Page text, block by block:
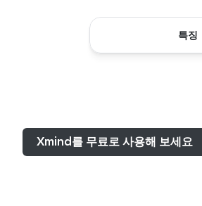
Xmind를 무료로 사용해 보세요
특징